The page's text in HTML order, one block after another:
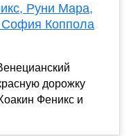
Руни Мара,
Коппола
дорожку
Феникс и